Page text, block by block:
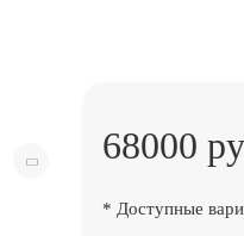
68000
* Доступные